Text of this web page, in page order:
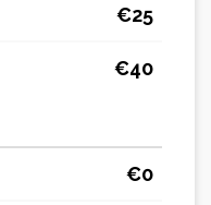
€25
€40
€0